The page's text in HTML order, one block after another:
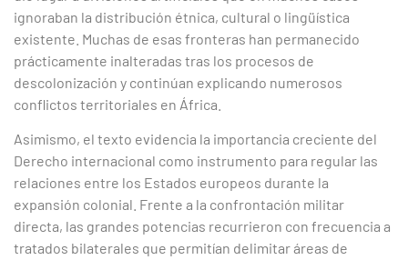
ignoraban la distribución étnica, cultural o lingüística
existente. Muchas de esas fronteras han permanecido
prácticamente inalteradas tras los procesos de
descolonización y continúan explicando numerosos
conflictos territoriales en África.
Asimismo, el texto evidencia la importancia creciente del
Derecho internacional como instrumento para regular las
relaciones entre los Estados europeos durante la
expansión colonial. Frente a la confrontación militar
directa, las grandes potencias recurrieron con frecuencia a
tratados bilaterales que permitían delimitar áreas de